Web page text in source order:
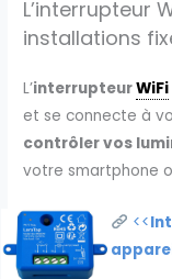
L’interrupteur
installations
L’interrupteurWiFi
et se connecte à
contrôler vos
votre smartphone
<<